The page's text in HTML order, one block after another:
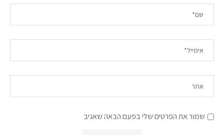
שמור את הפרטים שלי בפעם הבאה שאגיב